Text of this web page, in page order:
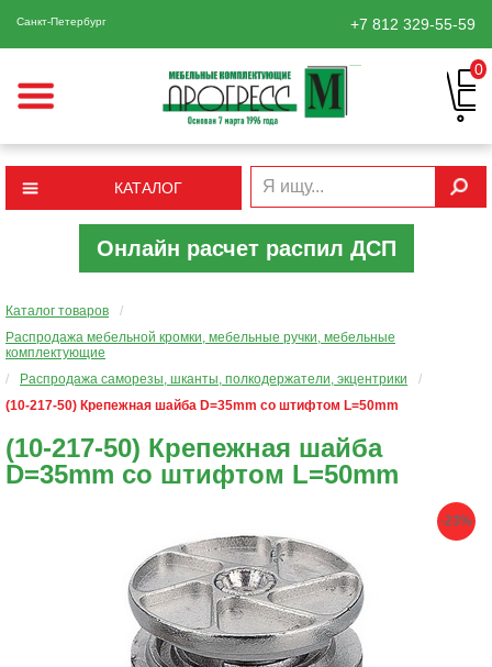
Санкт-Петербург +7 812 329-55-59
0
КАТАЛОГ
Онлайн расчет распил ДСП
Каталог товаров
/
Распродажа мебельной кромки, мебельные ручки, мебельные
комплектующие
/
Распродажа саморезы, шканты, полкодержатели, экцентрики
/
(10-217-50) Крепежная шайба D=35mm со штифтом L=50mm
(10-217-50) Крепежная шайба
D=35mm со штифтом L=50mm
-23%